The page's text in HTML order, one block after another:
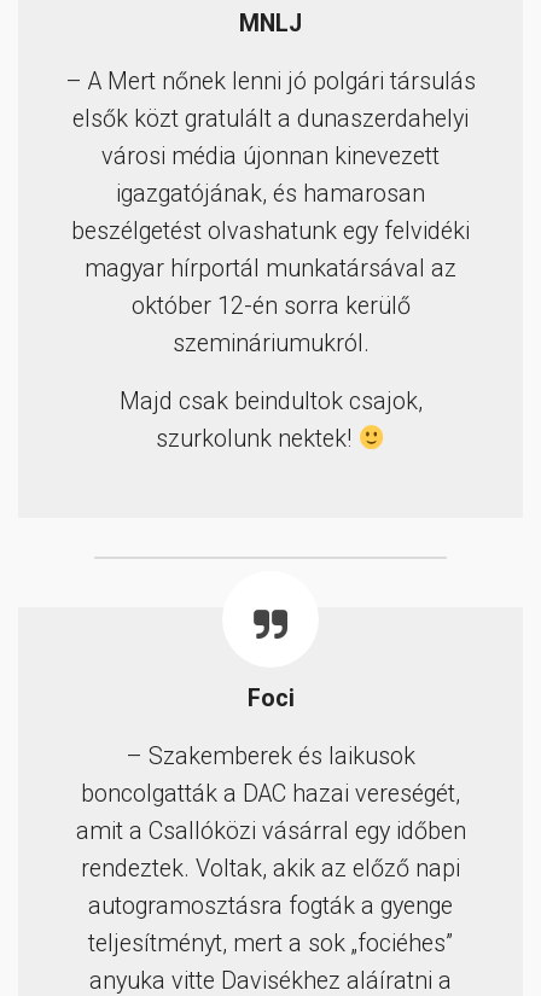
MNLJ
– A Mert nőnek lenni jó polgári társulás
elsők közt gratulált a dunaszerdahelyi
városi média újonnan kinevezett
igazgatójának, és hamarosan
beszélgetést olvashatunk egy felvidéki
magyar hírportál munkatársával az
október 12-én sorra kerülő
szemináriumukról.
Majd csak beindultok csajok,
szurkolunk nektek!
Foci
– Szakemberek és laikusok
boncolgatták a DAC hazai vereségét,
amit a Csallóközi vásárral egy időben
rendeztek. Voltak, akik az előző napi
autogramosztásra fogták a gyenge
teljesítményt, mert a sok „fociéhes”
anyuka vitte Davisékhez aláíratni a